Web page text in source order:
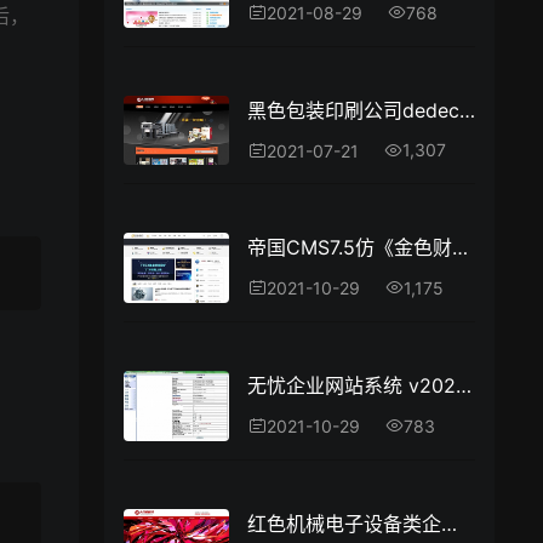
2021-08-29 768
黑色包装印刷公司dedecms模板 印刷企业网站源码
2021-07-21 1,307
帝国CMS7.5仿《金色财经》2020新版整站源码+手机端+会员中心+投稿-财经综合门户
2021-10-29 1,175
无忧企业网站系统 v2021.8.7
2021-10-29 783
红色机械电子设备类企业网站织梦模板